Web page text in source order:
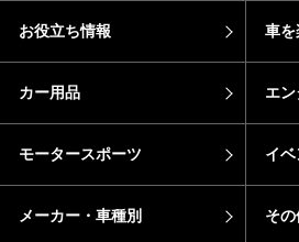
お役立ち情報 車を
カー用品 エン
モータースポーツ イベ
メーカー・車種別 その